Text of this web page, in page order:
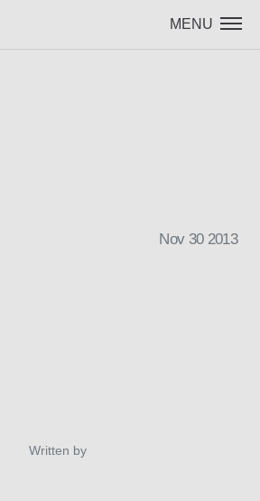
MENU
Nov 30 2013
Written by